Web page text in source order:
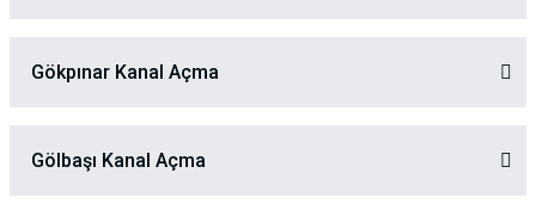
Gökpınar Kanal Açma
Gölbaşı Kanal Açma